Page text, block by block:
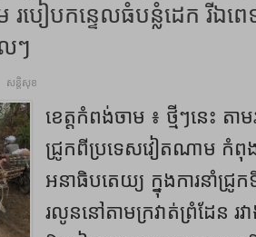
បៀបកន្ទេលធំបន្លំដេក រីឯពេទ្
ៗ
សន្តិសុខ
ខេត្តកំពង់ចាម ៖ ថ្មីៗនេះ ត
ជ្រូកពីប្រទេសវៀតណាម កំពុ
អនាធិបតេយ្យ ក្នុងការនាំជ្រូ
រលូននៅតាមក្រវាត់ព្រំដែន រវា